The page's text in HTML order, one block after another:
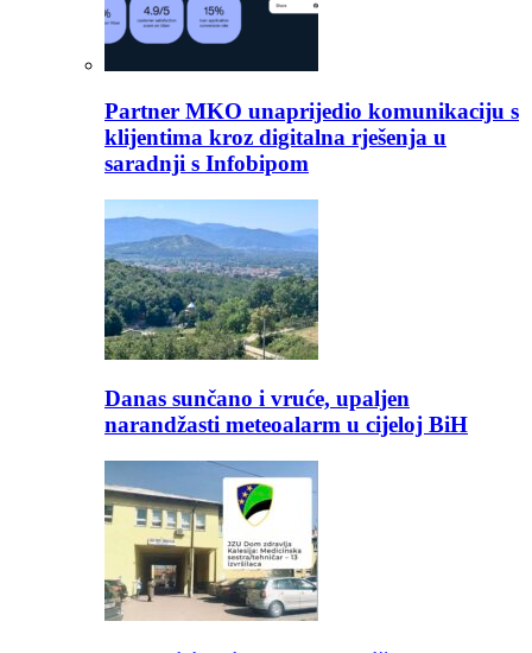
Partner MKO unaprijedio komunikaciju s
klijentima kroz digitalna rješenja u
saradnji s Infobipom
Danas sunčano i vruće, upaljen
narandžasti meteoalarm u cijeloj BiH